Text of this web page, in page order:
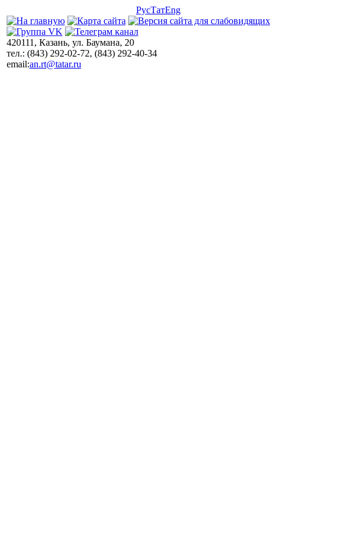
РусТатEng
420111, Казань, ул. Баумана, 20
тел.: (843) 292-02-72, (843) 292-40-34
email:an.rt@tatar.ru